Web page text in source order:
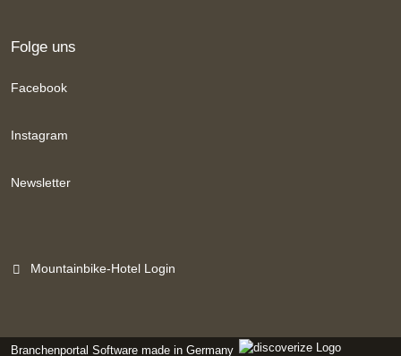
Folge uns
Facebook
Instagram
Newsletter
Mountainbike-Hotel Login
Branchenportal Software made in Germany